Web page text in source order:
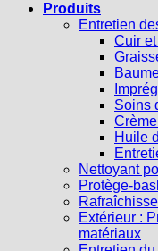
Produits
Entretien
Cuir
Soins
Huile
Nettoyant
Protège-
Extérieur :
matériaux